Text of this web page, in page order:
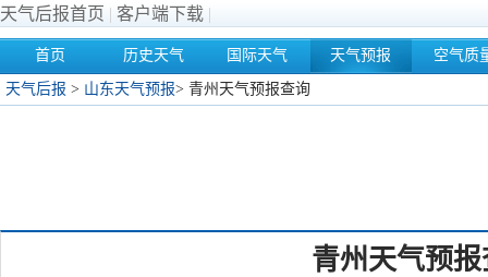
天气后报首页 | 客户端下载 |
首页 历史天气 国际天气 天气预报 空气质
天气后报 > 山东天气预报> 青州天气预报查询
青州天气预